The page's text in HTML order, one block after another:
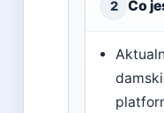
2 Co